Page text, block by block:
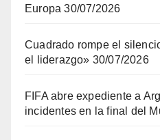
Europa 30/07/2026
Cuadrado rompe el
el liderazgo» 30/07/2026
FIFA abre expediente a
incidentes en la final del